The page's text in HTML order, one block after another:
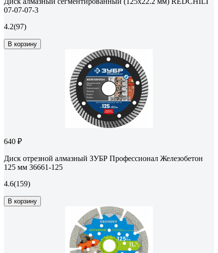
07-07-07-3
4.2(97)
В корзину
640 ₽
Диск отрезной алмазный ЗУБР Профессионал Железобетон
125 мм 36661-125
4.6(159)
В корзину